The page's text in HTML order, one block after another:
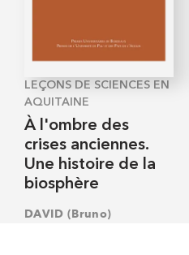
LEÇONS DE SCIENCES EN
AQUITAINE
À l'ombre des
crises anciennes.
Une histoire de la
biosphère
DAVID (Bruno)